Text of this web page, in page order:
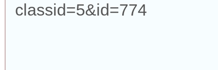
classid=5&id=774